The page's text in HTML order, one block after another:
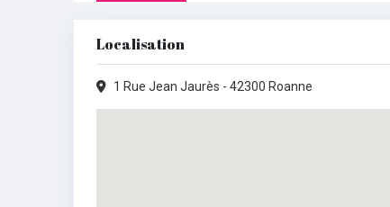
Dimanche : Fermé
Localisation
1 Rue Jean Jaurès - 42300 Roanne